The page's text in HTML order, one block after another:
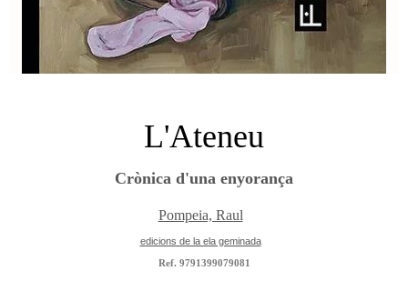
L'Ateneu
Crònica d'una enyorança
Pompeia, Raul
edicions de la ela geminada
Ref. 9791399079081